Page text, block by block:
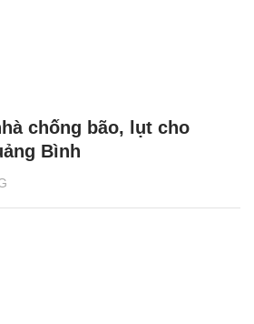
chống bão, lụt cho
Bình